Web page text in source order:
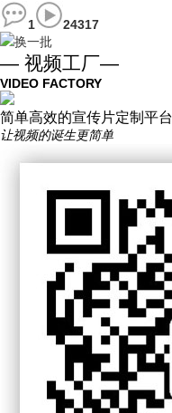
1
24317
换一批
— 视频工厂—
VIDEO FACTORY
简单高效的宣传片定制平台
让视频的诞生更简单